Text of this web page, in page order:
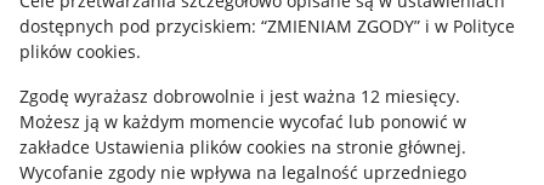
dostępnych pod przyciskiem: “ZMIENIAM ZGODY” i w Polityce
plików cookies.
Zgodę wyrażasz dobrowolnie i jest ważna 12 miesięcy.
Możesz ją w każdym momencie wycofać lub ponowić w
zakładce Ustawienia plików cookies na stronie głównej.
Wycofanie zgody nie wpływa na legalność uprzedniego
Informacje dla Aktu o Usługach Cyfrowych
Pobierz aplikację